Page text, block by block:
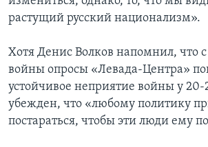
растущий русский национализм».
Хотя Денис Волков напомнил, что
войны опросы «Левада-Центра»
устойчивое неприятие войны у 20-
убежден, что «любому политику
постараться, чтобы эти люди ему